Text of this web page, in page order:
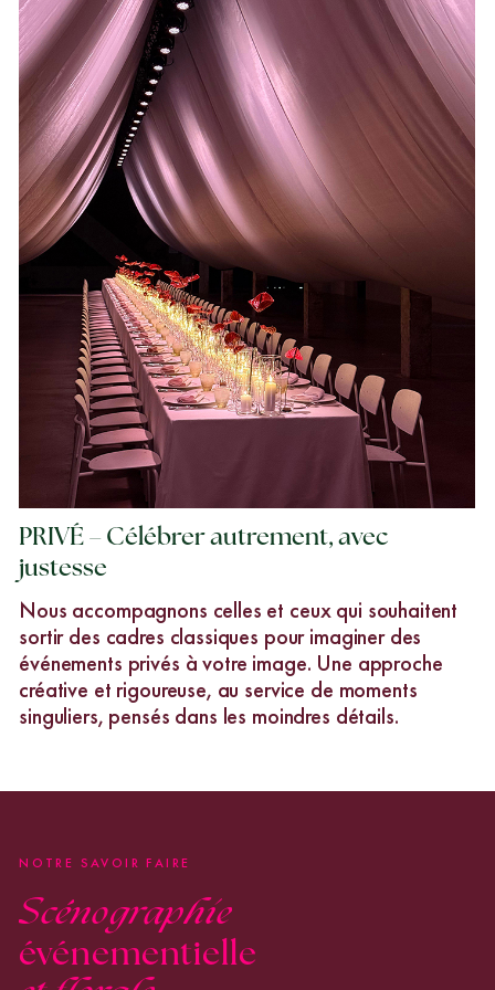
PRIVÉ – Célébrer autrement, avec
justesse
Nous accompagnons celles et ceux qui souhaitent
sortir des cadres classiques pour imaginer des
événements privés à votre image. Une approche
créative et rigoureuse, au service de moments
singuliers, pensés dans les moindres détails.
NOTRE SAVOIR FAIRE
Scénographie
événementielle